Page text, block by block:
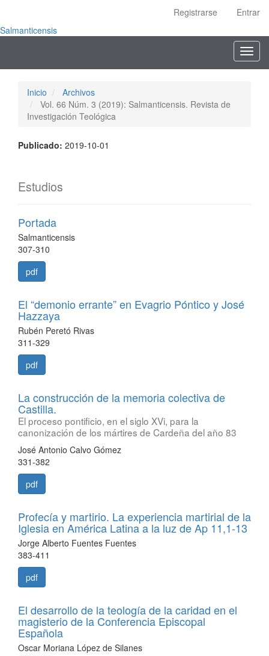
Contenido
Registrarse
Entrar
Salmanticensis
Inicio
Archivos
Vol. 66 Núm. 3 (2019): Salmanticensis. Revista de
Investigación Teológica
Publicado: 2019-10-01
Estudios
Portada
Salmanticensis
307-310
pdf
El “demonio errante” en Evagrio Póntico y José
Hazzaya
Rubén Peretó Rivas
311-329
pdf
La construcción de la memoria colectiva de
Castilla.
El proceso pontificio, en el siglo XVi, para la
canonización de los mártires de Cardeña del año 83
José Antonio Calvo Gómez
331-382
pdf
Profecía y martirio. La experiencia martirial de la
Iglesia en América Latina a la luz de Ap 11,1-13
Jorge Alberto Fuentes Fuentes
383-411
pdf
El desarrollo de la teología de la caridad en el
magisterio de la Conferencia Episcopal
Española
Oscar Moriana López de Silanes